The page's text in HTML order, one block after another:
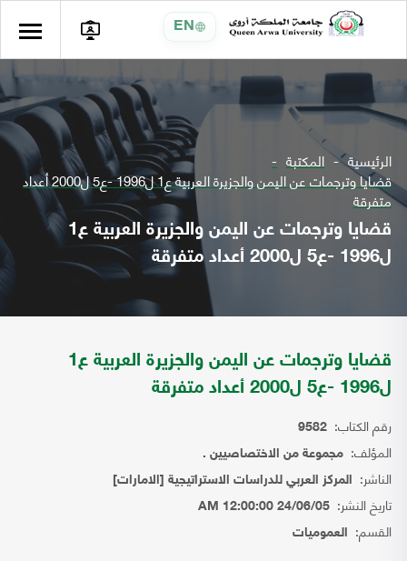
EN
الرئيسية المكتبة
قضايا وترجمات عن اليمن والجزيرة العربية ع1 ل1996 -ع5 ل2000 أعداد
متفرقة
قضايا وترجمات عن اليمن والجزيرة العربية ع1
ل1996 -ع5 ل2000 أعداد متفرقة
قضايا وترجمات عن اليمن والجزيرة العربية ع1
ل1996 -ع5 ل2000 أعداد متفرقة
رقم الكتاب: 9582
المؤلف: مجموعة من الاختصاصيين .
الناشر: المركز العربي للدراسات الاستراتيجية [الامارات]
تاريخ النشر: 24/06/05 12:00:00 AM
القسم: العموميات